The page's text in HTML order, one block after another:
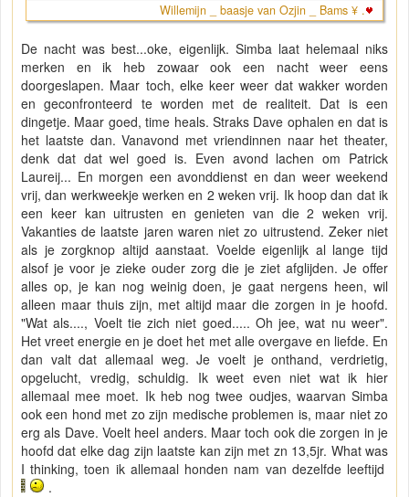
Willemijn _ baasje van Ozjin _ Bams ¥ .
De nacht was best...oke, eigenlijk. Simba laat helemaal niks
merken en ik heb zowaar ook een nacht weer eens
doorgeslapen. Maar toch, elke keer weer dat wakker worden
en geconfronteerd te worden met de realiteit. Dat is een
dingetje. Maar goed, time heals. Straks Dave ophalen en dat is
het laatste dan. Vanavond met vriendinnen naar het theater,
denk dat dat wel goed is. Even avond lachen om Patrick
Laureij... En morgen een avonddienst en dan weer weekend
vrij, dan werkweekje werken en 2 weken vrij. Ik hoop dan dat ik
een keer kan uitrusten en genieten van die 2 weken vrij.
Vakanties de laatste jaren waren niet zo uitrustend. Zeker niet
als je zorgknop altijd aanstaat. Voelde eigenlijk al lange tijd
alsof je voor je zieke ouder zorg die je ziet afglijden. Je offer
alles op, je kan nog weinig doen, je gaat nergens heen, wil
alleen maar thuis zijn, met altijd maar die zorgen in je hoofd.
"Wat als...., Voelt tie zich niet goed..... Oh jee, wat nu weer".
Het vreet energie en je doet het met alle overgave en liefde. En
dan valt dat allemaal weg. Je voelt je onthand, verdrietig,
opgelucht, vredig, schuldig. Ik weet even niet wat ik hier
allemaal mee moet. Ik heb nog twee oudjes, waarvan Simba
ook een hond met zo zijn medische problemen is, maar niet zo
erg als Dave. Voelt heel anders. Maar toch ook die zorgen in je
hoofd dat elke dag zijn laatste kan zijn met zn 13,5jr. What was
I thinking, toen ik allemaal honden nam van dezelfde leeftijd
.